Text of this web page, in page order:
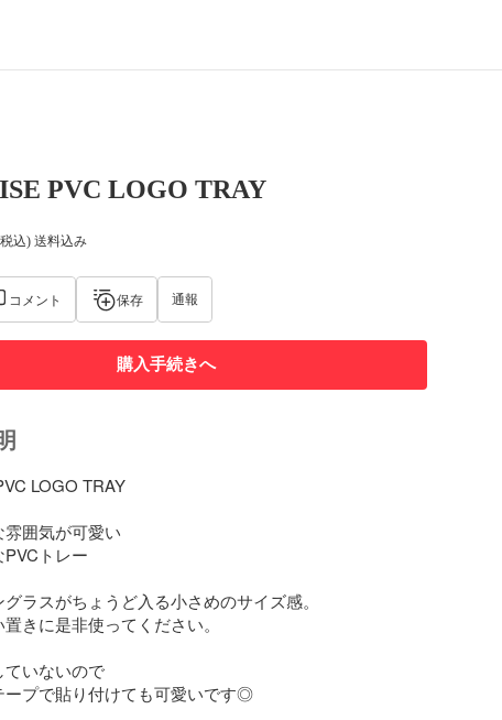
PVC LOGO TRAY
込) 送料込み
コメント 保存 通報
購入手続きへ
LOGO TRAY
囲気が可愛い
トレー
グラスがちょうど入る小さめのサイズ感。
きに是非使ってください。
いないので
ープで貼り付けても可愛いです◎